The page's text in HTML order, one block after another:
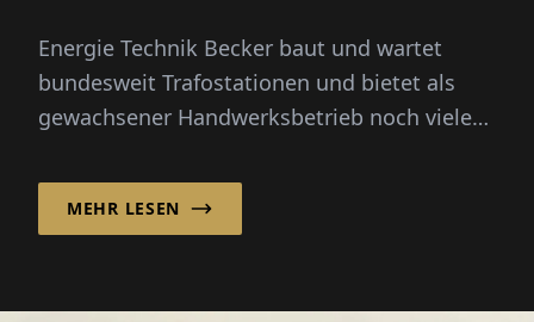
Energie Technik Becker baut und wartet
bundesweit Trafostationen und bietet als
gewachsener Handwerksbetrieb noch viele
MEHR LESEN